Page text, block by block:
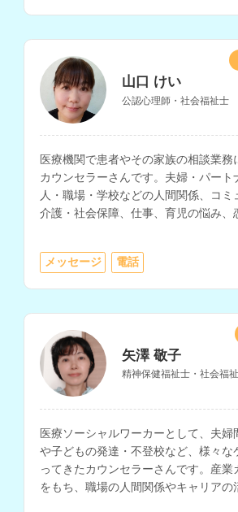
山口 けい
公認心理師・社会福祉士
医療機関で患者やその家族の相談業務
カウンセラーさんです。夫婦・パート
人・職場・学校などの人間関係、コミ
介護・社会保障、仕事、育児の悩み、
談など、様々な相談内容に対応されて
メッセージ 電話
矢澤 敬子
精神保健福祉士・社会福
医療ソーシャルワーカーとして、夫婦
や子どもの発達・不登校など、様々な
ってきたカウンセラーさんです。産業
をもち、職場の人間関係やキャリアの